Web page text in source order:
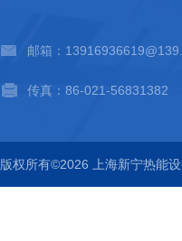
邮箱：
传真：86-021-56831382
版权所有©2026 上海新宁热能